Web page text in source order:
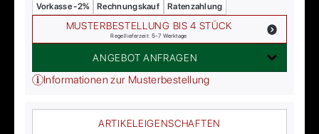
Vorkasse -2% Rechnungskauf Ratenzahlung
MUSTERBESTELLUNG BIS 4 STÜCK
Regellieferzeit: 5-7 Werktage
ANGEBOT ANFRAGEN
Informationen zur Musterbestellung
ARTIKELEIGENSCHAFTEN